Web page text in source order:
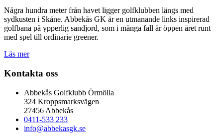
Några hundra meter från havet ligger golfklubben längs med
sydkusten i Skåne. Abbekås GK är en utmanande links inspirerad
golfbana på ypperlig sandjord, som i många fall är öppen året runt
med spel till ordinarie greener.
Läs mer
Kontakta oss
Abbekås Golfklubb Örmölla
324 Kroppsmarksvägen
27456 Abbekås
0411-533 233
info@abbekasgk.se